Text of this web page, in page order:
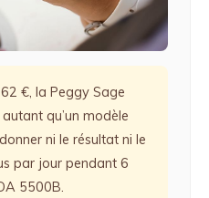
€, la Peggy Sage
qu’un modèle
ni le résultat ni le
par jour pendant 6
5500B.